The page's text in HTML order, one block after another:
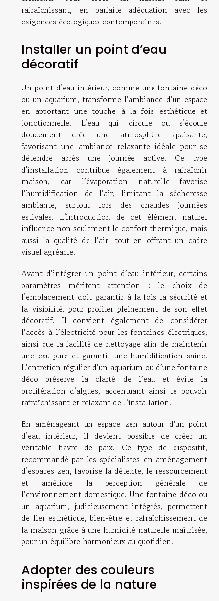
rafraîchissant, en parfaite adéquation avec les
exigences écologiques contemporaines.
Installer un point d’eau
décoratif
Un point d’eau intérieur, comme une fontaine déco
ou un aquarium, transforme l’ambiance d’un espace
en apportant une touche à la fois esthétique et
fonctionnelle. L’eau qui circule ou s’écoule
doucement crée une atmosphère apaisante,
favorisant une ambiance relaxante idéale pour se
détendre après une journée active. Ce type
d'installation contribue également à rafraîchir
maison, car l’évaporation naturelle favorise
l’humidification de l’air, limitant la sécheresse
ambiante, surtout lors des chaudes journées
estivales. L’introduction de cet élément naturel
influence non seulement le confort thermique, mais
aussi la qualité de l’air, tout en offrant un cadre
visuel agréable.
Avant d’intégrer un point d’eau intérieur, certains
paramètres méritent attention : le choix de
l’emplacement doit garantir à la fois la sécurité et
la visibilité, pour profiter pleinement de son effet
décoratif. Il convient également de considérer
l’accès à l’électricité pour les fontaines électriques,
ainsi que la facilité de nettoyage afin de maintenir
une eau pure et garantir une humidification saine.
L’entretien régulier d’un aquarium ou d’une fontaine
déco préserve la clarté de l’eau et évite la
prolifération d’algues, accentuant ainsi le pouvoir
rafraîchissant et relaxant de l’installation.
En aménageant un espace zen autour d’un point
d’eau intérieur, il devient possible de créer un
véritable havre de paix. Ce type de dispositif,
recommandé par les spécialistes en aménagement
d’espaces zen, favorise la détente, le ressourcement
et améliore la perception générale de
l’environnement domestique. Une fontaine déco ou
un aquarium, judicieusement intégrés, permettent
de lier esthétique, bien-être et rafraîchissement de
la maison grâce à une humidité naturelle maîtrisée,
pour un équilibre harmonieux au quotidien.
Adopter des couleurs
inspirées de la nature